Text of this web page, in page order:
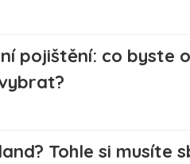
pojištění: co byste
Tohle si musíte